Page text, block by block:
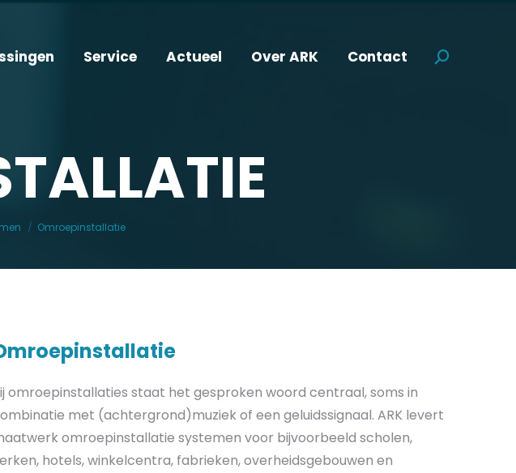
Service Actueel Over ARK Contact Search:
Omroepinstallatie
omroepinstallaties staat het gesproken woord centraal, soms in
met (achtergrond)muziek of een geluidssignaal. ARK levert
omroepinstallatie systemen voor bijvoorbeeld scholen,
hotels, winkelcentra, fabrieken, overheidsgebouwen en